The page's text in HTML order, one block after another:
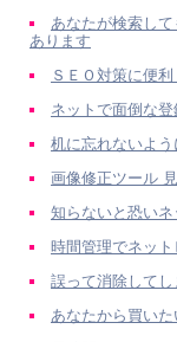
あなたが検索し
あります
ＳＥＯ対策に便
ネットで面倒な
机に忘れないよ
画像修正ツール
知らないと恐いネ
時間管理でネット
誤って消除して
あなたから買い